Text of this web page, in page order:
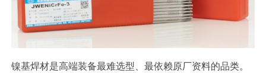
镍基焊材是高端装备最难选型、最依赖原厂资料的品类。